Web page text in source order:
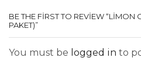
BE THE FIRST TO REVIEW “LIMON
PAKET)”
You must be logged in to